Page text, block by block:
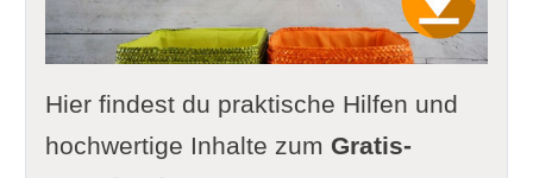
Hier findest du praktische Hilfen und
hochwertige Inhalte zum Gratis-